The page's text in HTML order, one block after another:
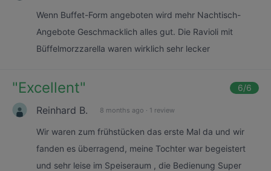
Wenn Buffet-Form angeboten wird mehr Nachtisch-
Angebote Geschmacklich alles gut. Die Ravioli mit
Büffelmorzzarella waren wirklich sehr lecker
"Excellent" 6/6
Reinhard B. 8 months ago · 1 review
Wir waren zum frühstücken das erste Mal da und wir
fanden es überragend, meine Tochter war begeistert
und sehr leise im Speiseraum , die Bedienung Super